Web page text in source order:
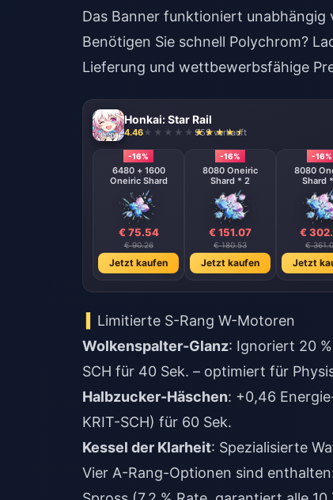
Das Banner funktioniert
Benötigen Sie schnell Polychrom?
Lieferung und wettbewerbsfähige
Honkai: Star Rail
4.46 959 verkauft
-16%
6480 + 1600
Oneiric Shard
€ 75.54
€ 90.26
Jetzt kaufen
-16%
8080 Oneiric
Shard * 2
€ 151.07
€ 180.53
Jetzt kaufen
-16%
8080
Shard
€
€
Jetzt
Limitierte S-Rang W-Motoren
Wolkenspalter-Glanz: Ignoriert 20
SCH für 40 Sek. – optimiert für
Halbzucker-Häschen: +0,46
KRIT-SCH) für 60 Sek.
Kessel der Klarheit: Spezialisierte
Vier A-Rang-Optionen sind